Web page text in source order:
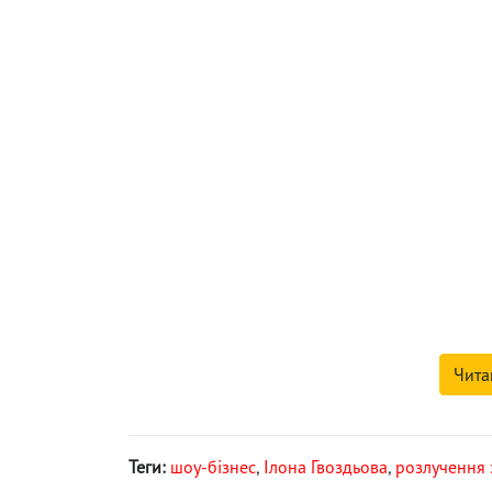
Теги: шоу-бізнес, Ілона Гвоздьова, розлучення